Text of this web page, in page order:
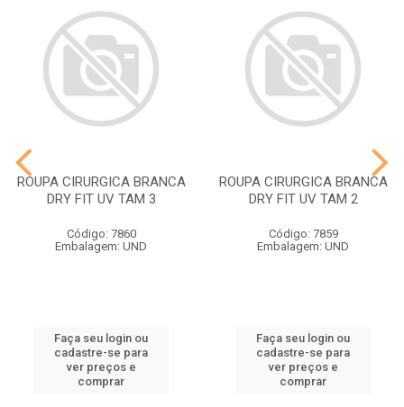
ROUPA CIRURGICA BRANCA
DRY FIT UV TAM 3
Código: 7860
Embalagem: UND
Faça seu login ou
cadastre-se para
ver preços e
comprar
ROUPA CIRURGICA BRANCA
DRY FIT UV TAM 2
Código: 7859
Embalagem: UND
Faça seu login ou
cadastre-se para
ver preços e
comprar